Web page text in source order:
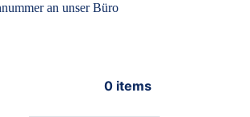
an unser Büro
0 items